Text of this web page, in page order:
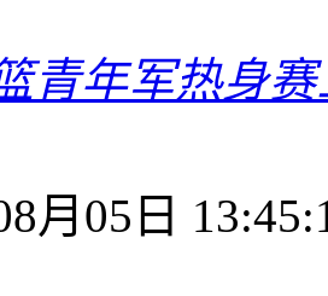
青年军热身
月05日